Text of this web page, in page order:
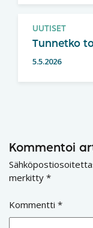
UUTISET
Tunnetko
5.5.2026
Kommentoi
merkitty *
Kommentti *